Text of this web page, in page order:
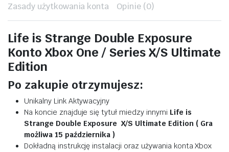
Zasady użytkowania konta
Opinie (0)
Life is Strange Double Exposure
Konto Xbox One / Series X/S Ultimate
Edition
Po zakupie otrzymujesz:
Unikalny Link Aktywacyjny
Na koncie znajduje się tytuł miedzy innymi Life is
Strange Double Exposure X/S Ultimate Edition ( Gra
możliwa 15 października )
Dokładną instrukcję instalacji oraz używania konta Xbox